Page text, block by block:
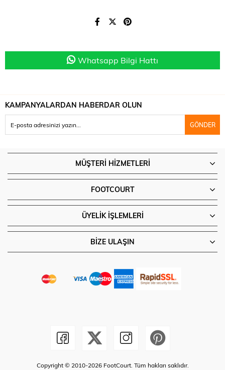
Whatsapp Bilgi Hattı
KAMPANYALARDAN HABERDAR OLUN
GÖNDER
MÜŞTERI HIZMETLERI
FOOTCOURT
ÜYELIK İŞLEMLERI
BIZE ULAŞIN
Copyright © 2010-2026 FootCourt. Tüm hakları saklıdır.